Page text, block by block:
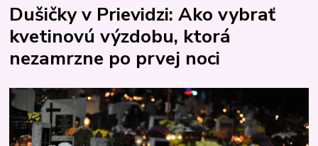
Párny vs nepárny počet
Kvetynasvadbu skodcovia hortenzie
Dušičky v Prievidzi: Ako vybrať
kvetinovú výzdobu, ktorá
nezamrzne po prvej noci